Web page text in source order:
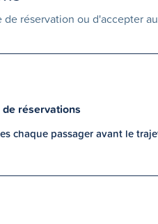
réservation ou d'accepter
réservations
chaque passager avant le